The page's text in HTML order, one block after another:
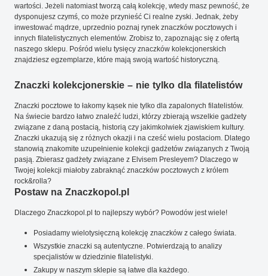
wartości. Jeżeli natomiast tworzą całą kolekcję, wtedy masz pewność, że
dysponujesz czymś, co może przynieść Ci realne zyski. Jednak, żeby
inwestować mądrze, uprzednio poznaj rynek znaczków pocztowych i
innych filatelistycznych elementów. Zrobisz to, zapoznając się z ofertą
naszego sklepu. Pośród wielu tysięcy znaczków kolekcjonerskich
znajdziesz egzemplarze, które mają swoją wartość historyczną.
Znaczki kolekcjonerskie – nie tylko dla filatelistów
Znaczki pocztowe to łakomy kąsek nie tylko dla zapalonych filatelistów.
Na świecie bardzo łatwo znaleźć ludzi, którzy zbierają wszelkie gadżety
związane z daną postacią, historią czy jakimkolwiek zjawiskiem kultury.
Znaczki ukazują się z różnych okazji i na cześć wielu postaciom. Dlatego
stanowią znakomite uzupełnienie kolekcji gadżetów związanych z Twoją
pasją. Zbierasz gadżety związane z Elvisem Presleyem? Dlaczego w
Twojej kolekcji miałoby zabraknąć znaczków pocztowych z królem
rock&rolla?
Postaw na Znaczkopol.pl
Dlaczego Znaczkopol.pl to najlepszy wybór? Powodów jest wiele!
Posiadamy wielotysięczną kolekcję znaczków z całego świata.
Wszystkie znaczki są autentyczne. Potwierdzają to analizy
specjalistów w dziedzinie filatelistyki.
Zakupy w naszym sklepie są łatwe dla każdego.